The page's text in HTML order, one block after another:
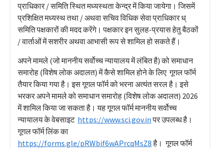
प्राधिकार / समिति स्थित मध्यस्थता केन्द्र में किया जायेगा। जिसमें
प्रशिक्षित मध्यस्थ तथा / अथवा सचिव विधिक सेवा प्राधिकार ध्
समिति पक्षकारों की मदद करेंगे। पक्षकार इन सुलह-प्रयास हेतु बैठकों
/ वार्ताओं में सशरीर अथवा आभासी रूप से शामिल हो सकते हैं।
अपने मामले (जो माननीय सर्वोच्च न्यायालय में लंबित है) को समाधान
समारोह (विशेष लोक अदालत) में कैसे शामिल होने के लिए गूगल फॉर्म
तैयार किया गया है। इस गूगल फॉर्म को भरना अत्यंत सरल है। इसे
भरकर अपने मामले को समाधान समारोह (विशेष लोक अदालत) 2026
में शामिल किया जा सकता है। यह गूगल फॉर्म माननीय सर्वोच्च
न्यायालय के वेबसाइट https://www.sci.gov.inपर उपलब्ध है।
गूगल फॉर्म लिंक का
https://forms.gle/pRWbif6wAPrcqMsZ8है। गूगल फॉर्म